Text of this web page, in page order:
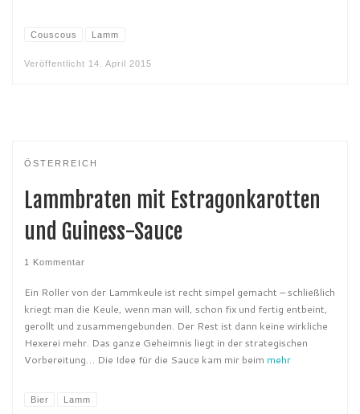
Couscous Lamm
Veröffentlicht 14. April 2015
ÖSTERREICH
Lammbraten mit Estragonkarotten
und Guiness-Sauce
1 Kommentar
Ein Roller von der Lammkeule ist recht simpel gemacht – schließlich
kriegt man die Keule, wenn man will, schon fix und fertig entbeint,
gerollt und zusammengebunden. Der Rest ist dann keine wirkliche
Hexerei mehr. Das ganze Geheimnis liegt in der strategischen
Vorbereitung… Die Idee für die Sauce kam mir beim mehr
Bier Lamm